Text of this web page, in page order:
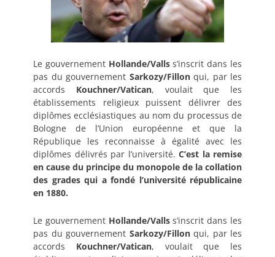
Le gouvernement Hollande/Vallss’inscrit dans les
pas du gouvernement Sarkozy/Fillonqui, par les
accords Kouchner/Vatican, voulait que les
établissements religieux puissent délivrer des
diplômes ecclésiastiques au nom du processus de
Bologne de l’Union européenne et que la
République les reconnaisse à égalité avec les
diplômes délivrés par l’université. C’est la remise
en cause du principe du monopole de la collation
des grades qui a fondé l’université républicaine
en 1880.
Le gouvernement Hollande/Vallss’inscrit dans les
pas du gouvernement Sarkozy/Fillonqui, par les
accords Kouchner/Vatican, voulait que les